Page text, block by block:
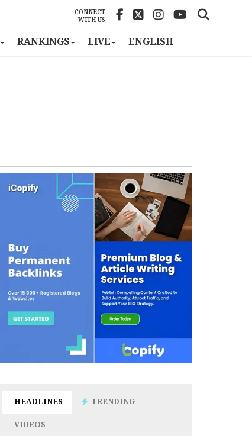
CONNECT
WITH US
RANKINGS LIVE ENGLISH
HEADLINES
TRENDING
VIDEOS